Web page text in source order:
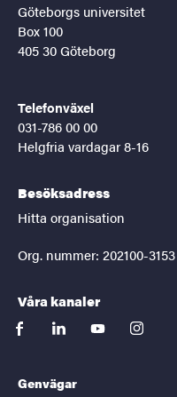
Göteborgs universitet
Box 100
405 30 Göteborg
Telefonväxel
031-786 00 00
Helgfria vardagar 8-16
Besöksadress
Hitta organisation
Org. nummer: 202100-3153
Våra kanaler
facebooklinkedinyoutubeinstagram
Genvägar